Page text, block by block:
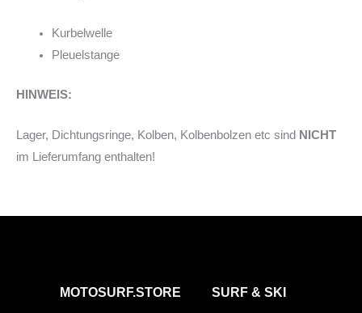
Kurbelwelle
Pleuelstange
HINWEIS:
Lager, Dichtungsringe, Kolben, Kolbenbolzen etc sind NICHT
im Lieferumfang enthalten!
MOTOSURF.STORE SURF & SKI